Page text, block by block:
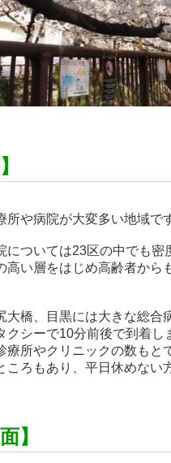
所や病院が大変多い地域で
については23区の中でも密
高い層をはじめ高齢者から
大橋、目黒には大きな総合
クシーで10分前後で到着し
療所やクリニックの数もと
ころもあり、平日休めない
】